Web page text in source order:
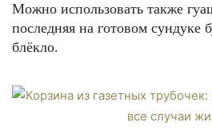
Можно использовать также
последняя на готовом сундуке
блёкло.